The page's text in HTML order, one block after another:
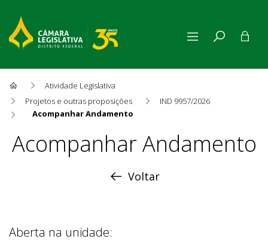
Atividade Legislativa
Projetos e outras proposições
IND 9957/2026
Acompanhar Andamento
Acompanhar Andamento
Acompanhar Andamento
Voltar
Aberta na unidade: